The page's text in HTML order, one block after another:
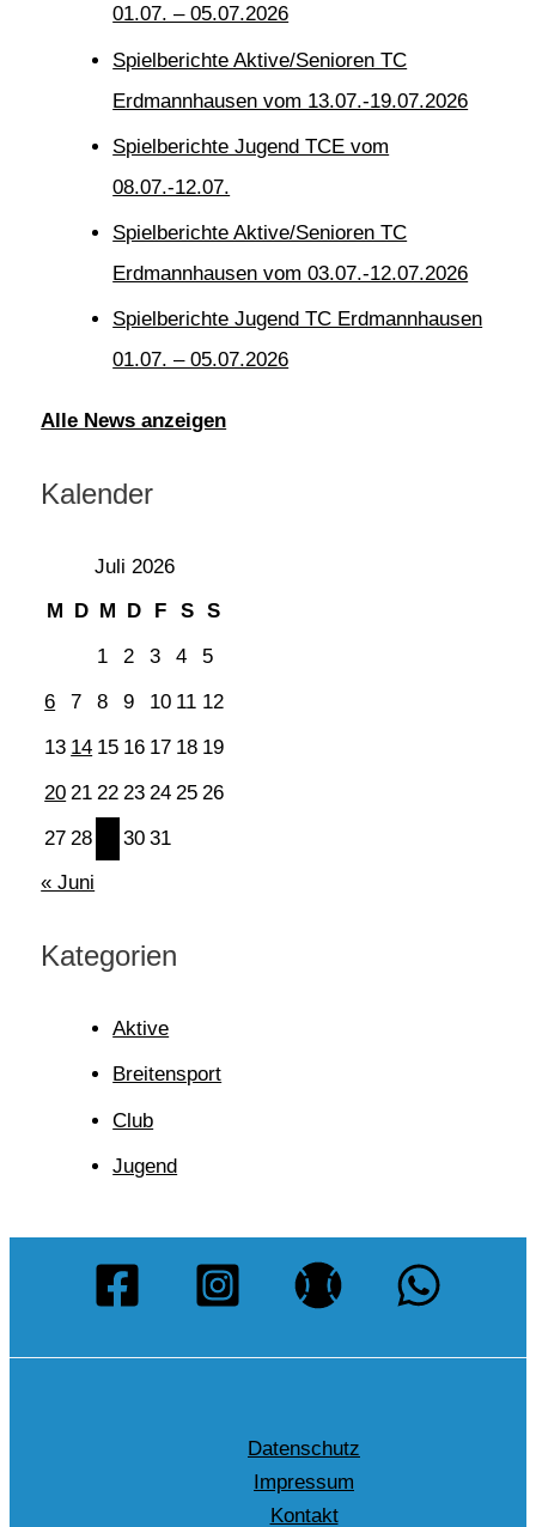
01.07. – 05.07.2026
Spielberichte Aktive/Senioren TC
Erdmannhausen vom 13.07.-19.07.2026
Spielberichte Jugend TCE vom
08.07.-12.07.
Spielberichte Aktive/Senioren TC
Erdmannhausen vom 03.07.-12.07.2026
Spielberichte Jugend TC Erdmannhausen
01.07. – 05.07.2026
Alle News anzeigen
Kalender
Juli 2026
M
D M D F S S
1
2 3 4
5
6
7 8 9 10 11 12
13 14 15 16 17 18 19
20 21 22 23 24 25 26
27 28 30 31
« Juni
Kategorien
Aktive
Breitensport
Club
Jugend
Datenschutz
Impressum
Kontakt